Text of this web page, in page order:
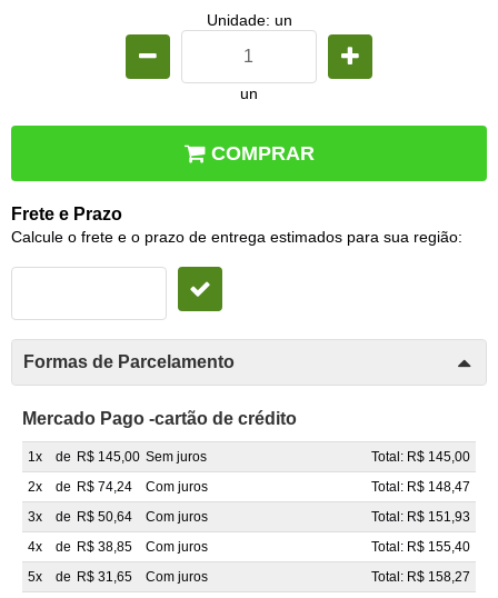
Unidade: un
un
COMPRAR
Frete e Prazo
Calcule o frete e o prazo de entrega estimados para sua região:
Formas de Parcelamento
Mercado Pago -cartão de crédito
1x de R$ 145,00 Sem juros
Total: R$ 145,00
2x
de R$ 74,24 Com juros
Total: R$ 148,47
3x
de R$ 50,64 Com juros
Total: R$ 151,93
4x
de R$ 38,85 Com juros
Total: R$ 155,40
5x
de R$ 31,65 Com juros
Total: R$ 158,27